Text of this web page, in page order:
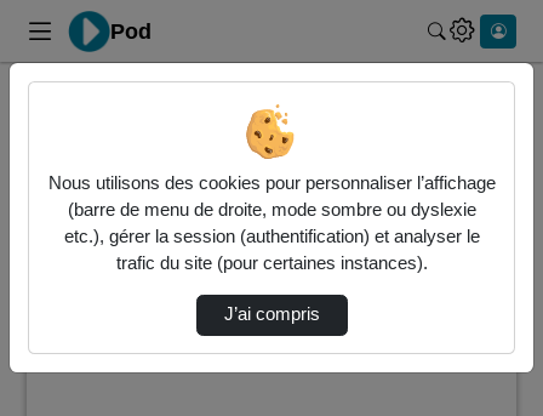
Pod
4 vidéos trouvées
Audio Vidéo Statistiques de vues
Direction de tri
00:03:02
Nous utilisons des cookies pour personnaliser l’affichage
(barre de menu de droite, mode sombre ou dyslexie
etc.), gérer la session (authentification) et analyser le
trafic du site (pour certaines instances).
J’ai compris